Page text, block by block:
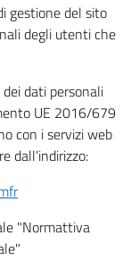
gestione del sito
degli utenti che
dati personali
UE 2016/679
con i servizi web
dall’indirizzo:
"Normattiva